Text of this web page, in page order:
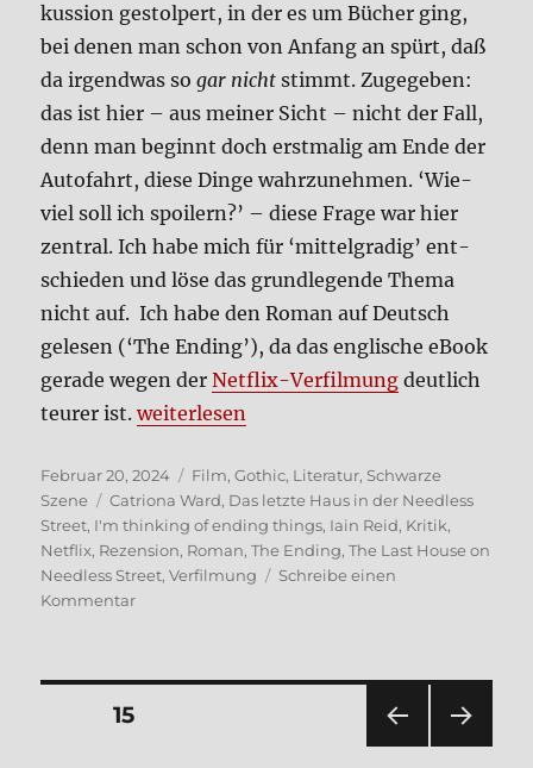
kus­si­on gestol­pert, in der es um Bücher ging,
bei denen man schon von Anfang an spürt, daß
da irgend­was sogar nicht stimmt. Zuge­ge­ben:
das ist hier – aus mei­ner Sicht – nicht der Fall,
denn man beginnt doch erst­ma­lig am Ende der
Auto­fahrt, die­se Din­ge wahr­zu­neh­men. ‘Wie­
viel soll ich spoi­lern?’ – die­se Fra­ge war hier
zen­tral. Ich habe mich für ‘mit­tel­gra­dig’ ent­
schie­den und löse das grund­le­gen­de The­ma
nicht auf. Ich habe den Roman auf Deutsch
gele­sen (‘The Ending’), da das eng­li­sche eBook
gera­de wegen derNet­flix-Ver­fil­mung deut­lich
teu­rer ist.„Reid: I’m thin­king of ending things
wei­ter­le­sen
Veröffentlicht
am
Februar 20, 2024 Kategorien
Film,Gothic, Literatur, Schwarze
Szene
Schlagwörter
Catriona Ward, Das letzte Haus in der Needless
Street, I'm thinking of ending things, Iain Reid, Kritik,
Netflix, Rezension, Roman,The Ending,The Last House on
Needless Street,Verfilmung
Schreibe einen
Kommentarzu
Seitennummerierung
SEITE15